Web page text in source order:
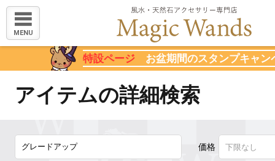
MENU
特設ページ お盆期間のスタンプキャン
アイテムの詳細検索
価格